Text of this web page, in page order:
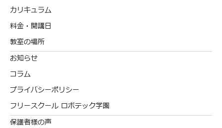
カリキュラム
料金・開講日
教室の場所
お知らせ
コラム
プライバシーポリシー
フリースクール ロボテック学園
保護者様の声